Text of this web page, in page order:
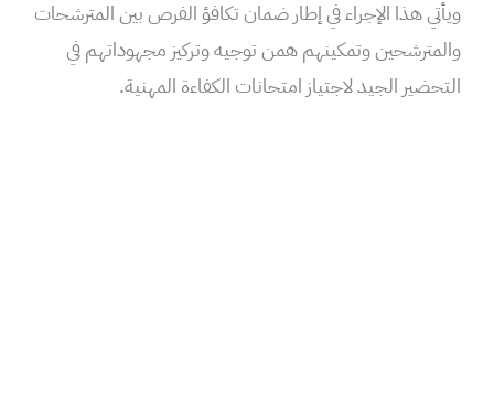
ويأتي هذا الإجراء في إطار ضمان تكافؤ الفرص بين المترشحات
والمترشحين وتمكينهم همن توجيه وتركيز مجهوداتهم في
التحضير الجيد لاجتياز امتحانات الكفاءة المهنية.